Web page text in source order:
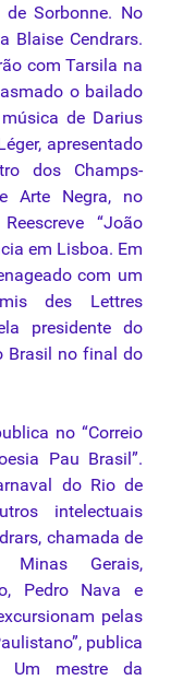
de Sorbonne. No
Blaise Cendrars.
com Tarsila na
o bailado
de Darius
apresentado
dos Champs-
Arte Negra, no
“João
em Lisboa. Em
com um
des Lettres
presidente do
Brasil no final do
no “Correio
Pau Brasil”.
do Rio de
intelectuais
chamada de
Minas Gerais,
Pedro Nava e
pelas
publica
Um mestre da